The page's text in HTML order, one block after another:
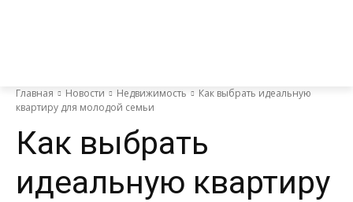
Главная Новости Недвижимость
Как выбрать идеальную
квартиру для молодой семьи
Как выбрать
идеальную квартиру